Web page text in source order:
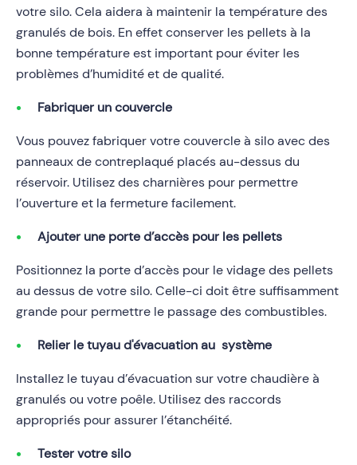
votre silo. Cela aidera à maintenir la température des
granulés de bois. En effet conserver les pellets à la
bonne température est important pour éviter les
problèmes d’humidité et de qualité.
Fabriquer un couvercle
Vous pouvez fabriquer votre couvercle à silo avec des
panneaux de contreplaqué placés au-dessus du
réservoir. Utilisez des charnières pour permettre
l’ouverture et la fermeture facilement.
Ajouter une porte d’accès pour les pellets
Positionnez la porte d’accès pour le vidage des pellets
au dessus de votre silo. Celle-ci doit être suffisamment
grande pour permettre le passage des combustibles.
Relier le tuyau d'évacuation au système
Installez le tuyau d’évacuation sur votre chaudière à
granulés ou votre poêle. Utilisez des raccords
appropriés pour assurer l’étanchéité.
Tester votre silo